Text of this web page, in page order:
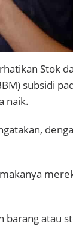
Stok
subsidi
naik.
atau